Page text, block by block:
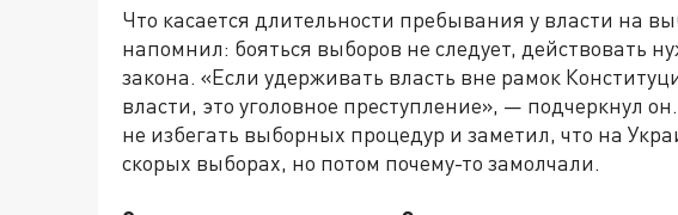
Что касается длительности пребывания у власти на
напомнил: бояться выборов не следует, действовать
закона. «Если удерживать власть вне рамок
власти, это уголовное преступление», — подчеркнул
не избегать выборных процедур и заметил, что на
скорых выборах, но потом почему-то замолчали.